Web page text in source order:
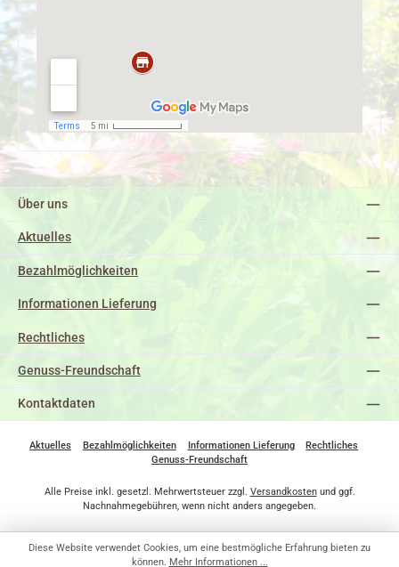
Über uns
Aktuelles
Bezahlmöglichkeiten
Informationen Lieferung
Rechtliches
Genuss-Freundschaft
Kontaktdaten
Aktuelles Bezahlmöglichkeiten Informationen Lieferung
Rechtliches
Genuss-Freundschaft
Alle Preise inkl. gesetzl. Mehrwertsteuer zzgl. Versandkostenund ggf.
Nachnahmegebühren, wenn nicht anders angegeben.
Diese Website verwendet Cookies, um eine bestmögliche Erfahrung bieten zu
können. Mehr Informationen ...